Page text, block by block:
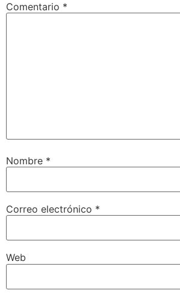
Comentario *
Nombre *
Correo electrónico *
Web